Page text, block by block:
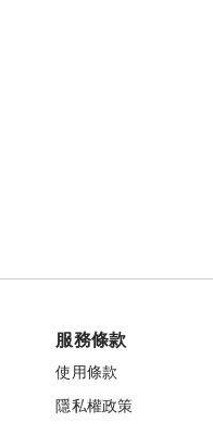
服務條款
使用條款
隱私權政策